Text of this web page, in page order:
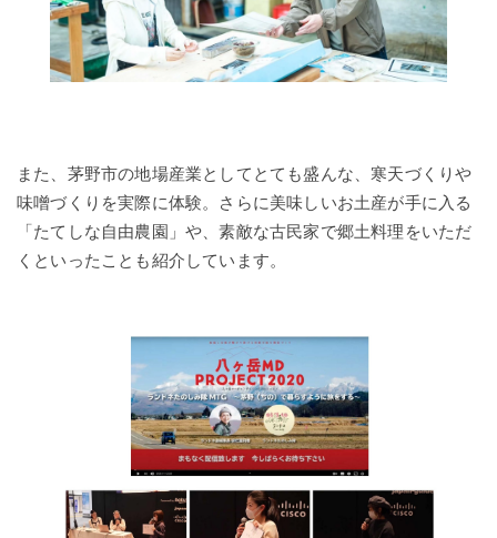
また、茅野市の地場産業としてとても盛んな、寒天づくりや
味噌づくりを実際に体験。さらに美味しいお土産が手に入る
「たてしな自由農園」や、素敵な古民家で郷土料理をいただ
くといったことも紹介しています。